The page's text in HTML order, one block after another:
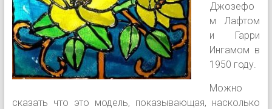
Джозефо
м Лафтом
и Гарри
Ингамом в
1950 году.
Можно
сказать что это модель, показывающая, насколько